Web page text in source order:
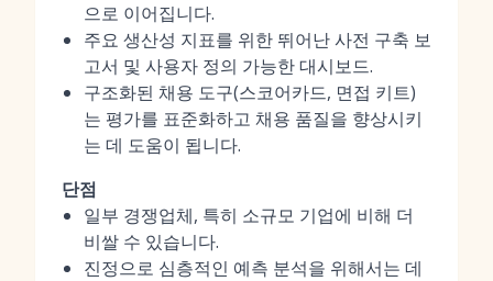
으로 이어집니다.
주요 생산성 지표를 위한 뛰어난 사전 구축 보
고서 및 사용자 정의 가능한 대시보드.
구조화된 채용 도구(스코어카드, 면접 키트)
는 평가를 표준화하고 채용 품질을 향상시키
는 데 도움이 됩니다.
단점
일부 경쟁업체, 특히 소규모 기업에 비해 더
비쌀 수 있습니다.
진정으로 심층적인 예측 분석을 위해서는 데